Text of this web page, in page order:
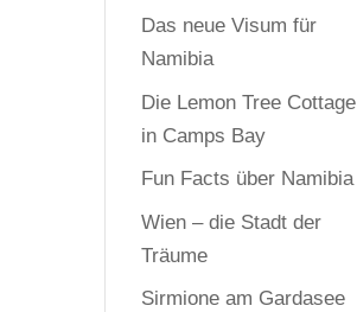
Das neue Visum für
Namibia
Die Lemon Tree Cottage
in Camps Bay
Fun Facts über Namibia
Wien – die Stadt der
Träume
Sirmione am Gardasee